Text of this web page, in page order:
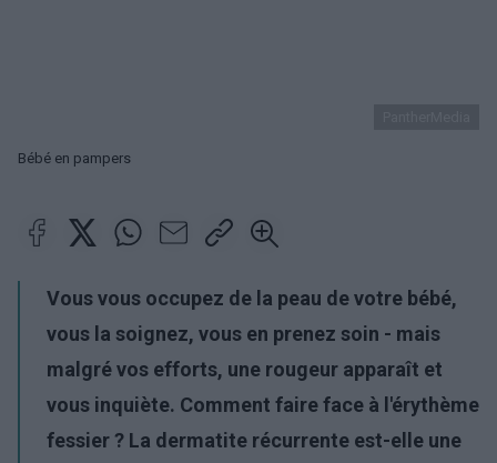
Bébé en pampers
Vous vous occupez de la peau de votre bébé,
vous la soignez, vous en prenez soin - mais
malgré vos efforts, une rougeur apparaît et
vous inquiète. Comment faire face à l'érythème
fessier ? La dermatite récurrente est-elle une